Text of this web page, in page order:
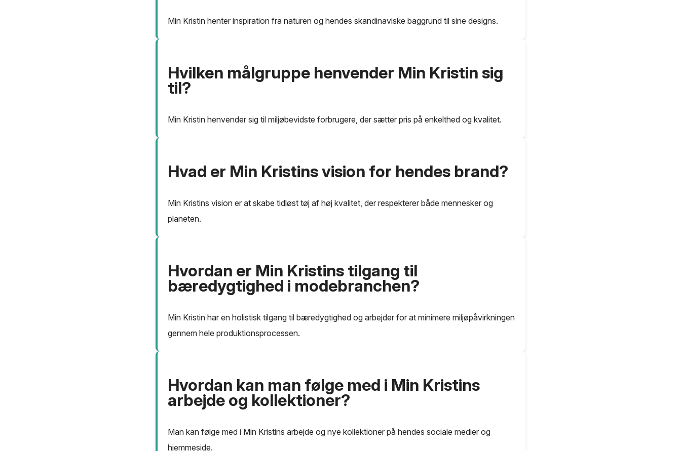
Min Kristin henter inspiration fra naturen og hendes skandinaviske baggrund til sine designs.
Hvilken målgruppe henvender Min Kristin sig
til?
Min Kristin henvender sig til miljøbevidste forbrugere, der sætter pris på enkelthed og kvalitet.
Hvad er Min Kristins vision for hendes brand?
Min Kristins vision er at skabe tidløst tøj af høj kvalitet, der respekterer både mennesker og
planeten.
Hvordan er Min Kristins tilgang til
bæredygtighed i modebranchen?
Min Kristin har en holistisk tilgang til bæredygtighed og arbejder for at minimere miljøpåvirkningen
gennem hele produktionsprocessen.
Hvordan kan man følge med i Min Kristins
arbejde og kollektioner?
Man kan følge med i Min Kristins arbejde og nye kollektioner på hendes sociale medier og
hjemmeside.